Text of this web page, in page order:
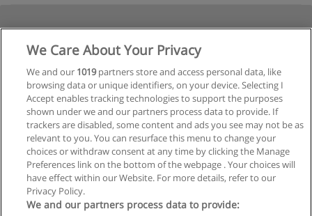
We Care About Your Privacy
We and our 1019partners store and access personal data, like
browsing data or unique identifiers, on your device. Selecting I
Accept enables tracking technologies to support the purposes
shown under we and our partners process data to provide. If
trackers are disabled, some content and ads you see may not be as
relevant to you. You can resurface this menu to change your
choices or withdraw consent at any time by clicking the Manage
Preferences link on the bottom of the webpage . Your choices will
have effect within our Website. For more details, refer to our
Privacy Policy.
We and our partners process data to provide: